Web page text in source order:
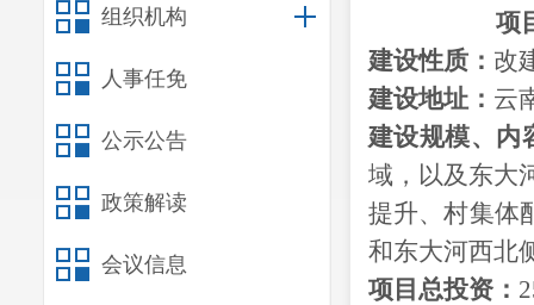
组织机构
人事任免
公示公告
政策解读
会议信息
项
建设性质： 改
建设地址： 云
建设规模、 内
域，以及东大
提升、村集体
和东大河西北
项目总投资：